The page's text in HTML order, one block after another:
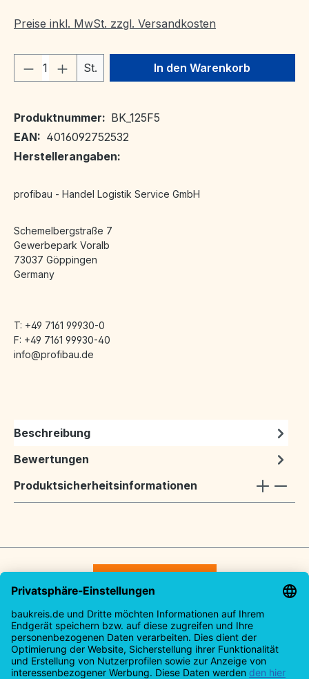
Preise inkl. MwSt. zzgl. Versandkosten
Produkt Anzahl: Gib den
St. In den Warenkorb
Produktnummer: BK_125F5
EAN: 4016092752532
Herstellerangaben:
profibau - Handel Logistik Service GmbH
Schemelbergstraße 7
Gewerbepark Voralb
73037 Göppingen
Germany
T: +49 7161 99930-0
F: +49 7161 99930-40
info@profibau.de
Beschreibung
Bewertungen
Produktsicherheitsinformationen
Service-Hotline
Rechtliches
Informationen